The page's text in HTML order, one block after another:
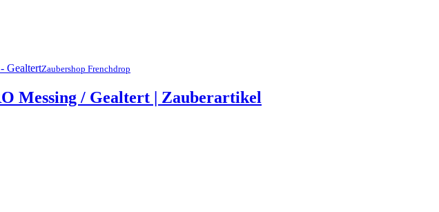
Zaubershop Frenchdrop
Messing / Gealtert | Zauberartikel